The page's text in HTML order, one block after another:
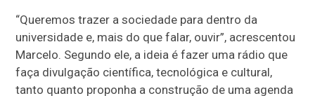
“Queremos trazer a sociedade para dentro da
universidade e, mais do que falar, ouvir”, acrescentou
Marcelo. Segundo ele, a ideia é fazer uma rádio que
faça divulgação científica, tecnológica e cultural,
tanto quanto proponha a construção de uma agenda